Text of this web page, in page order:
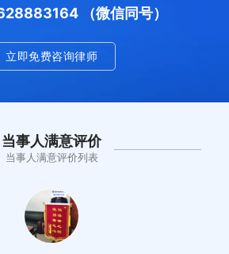
（微信同号）
立即免费咨询律师
当事人满意评价
当事人满意评价列表